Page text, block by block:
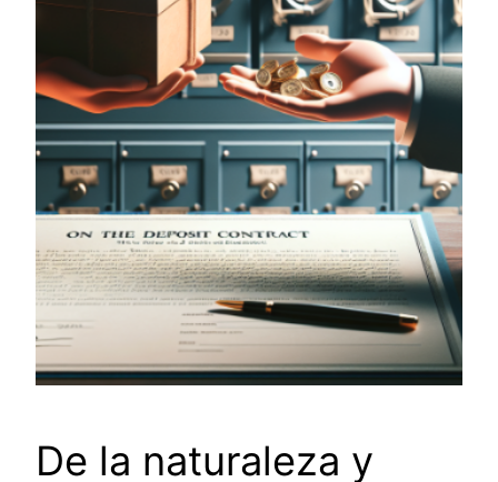
De la naturaleza y